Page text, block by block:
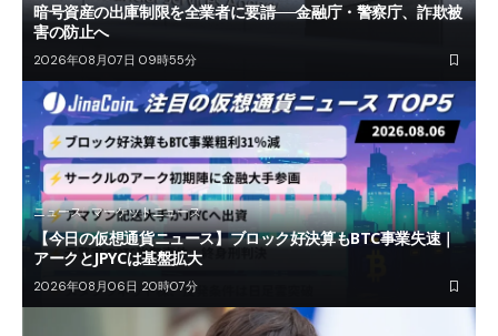
暗号資産の出庫制限を全業者に要請──金融庁・警察庁、詐欺被
害の防止へ
2026年08月07日 09時55分
ニュース マーケットニュース
【今日の仮想通貨ニュース】ブロック好決算もBTC事業失速｜
アークとJPYCは基盤拡大
2026年08月06日 20時07分